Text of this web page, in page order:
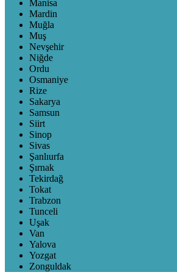
Manisa
Mardin
Muğla
Muş
Nevşehir
Niğde
Ordu
Osmaniye
Rize
Sakarya
Samsun
Siirt
Sinop
Sivas
Şanlıurfa
Şırnak
Tekirdağ
Tokat
Trabzon
Tunceli
Uşak
Van
Yalova
Yozgat
Zonguldak